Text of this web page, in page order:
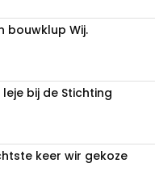
bouwklup Wij.
bij de Stichting
keer wir gekoze